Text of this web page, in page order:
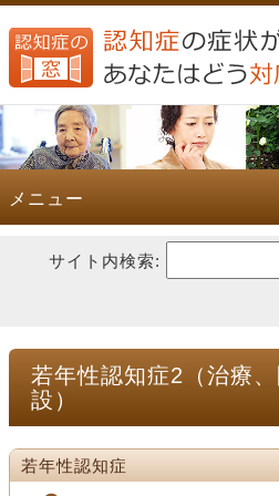
メニュー
サイト内検索:
若年性認知症2（治療
設）
若年性認知症